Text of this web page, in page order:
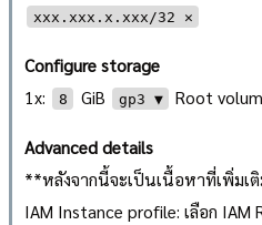
xxx.xxx.x.xxx/32 ✕
Configure storage
1x:
8 GiB gp3 ▼ Root
Advanced details
**หลังจากนี้จะเป็นเนื้อหาที่เพิ่มเ
IAM Instance profile: เลือก